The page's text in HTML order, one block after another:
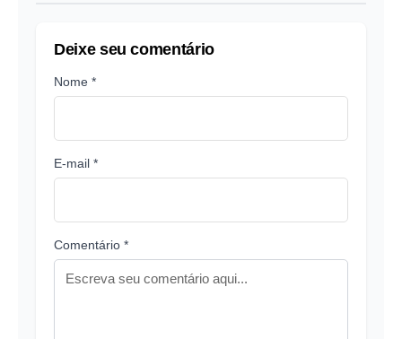
Deixe seu comentário
Nome *
E-mail *
Comentário *